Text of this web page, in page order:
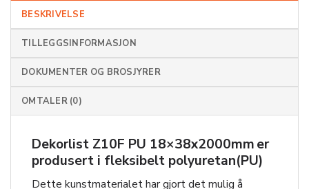
BESKRIVELSE
TILLEGGSINFORMASJON
DOKUMENTER OG BROSJYRER
OMTALER (0)
Dekorlist Z10F PU 18×38x2000mmer
produsert i fleksibelt polyuretan(PU)
Dette kunstmaterialet har gjort det mulig å